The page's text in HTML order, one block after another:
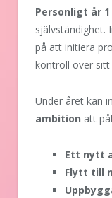
Personligt år 1
självständighet.
på att initiera
kontroll över sitt
Under året kan
ambition att
Ett nytt
Flytt till